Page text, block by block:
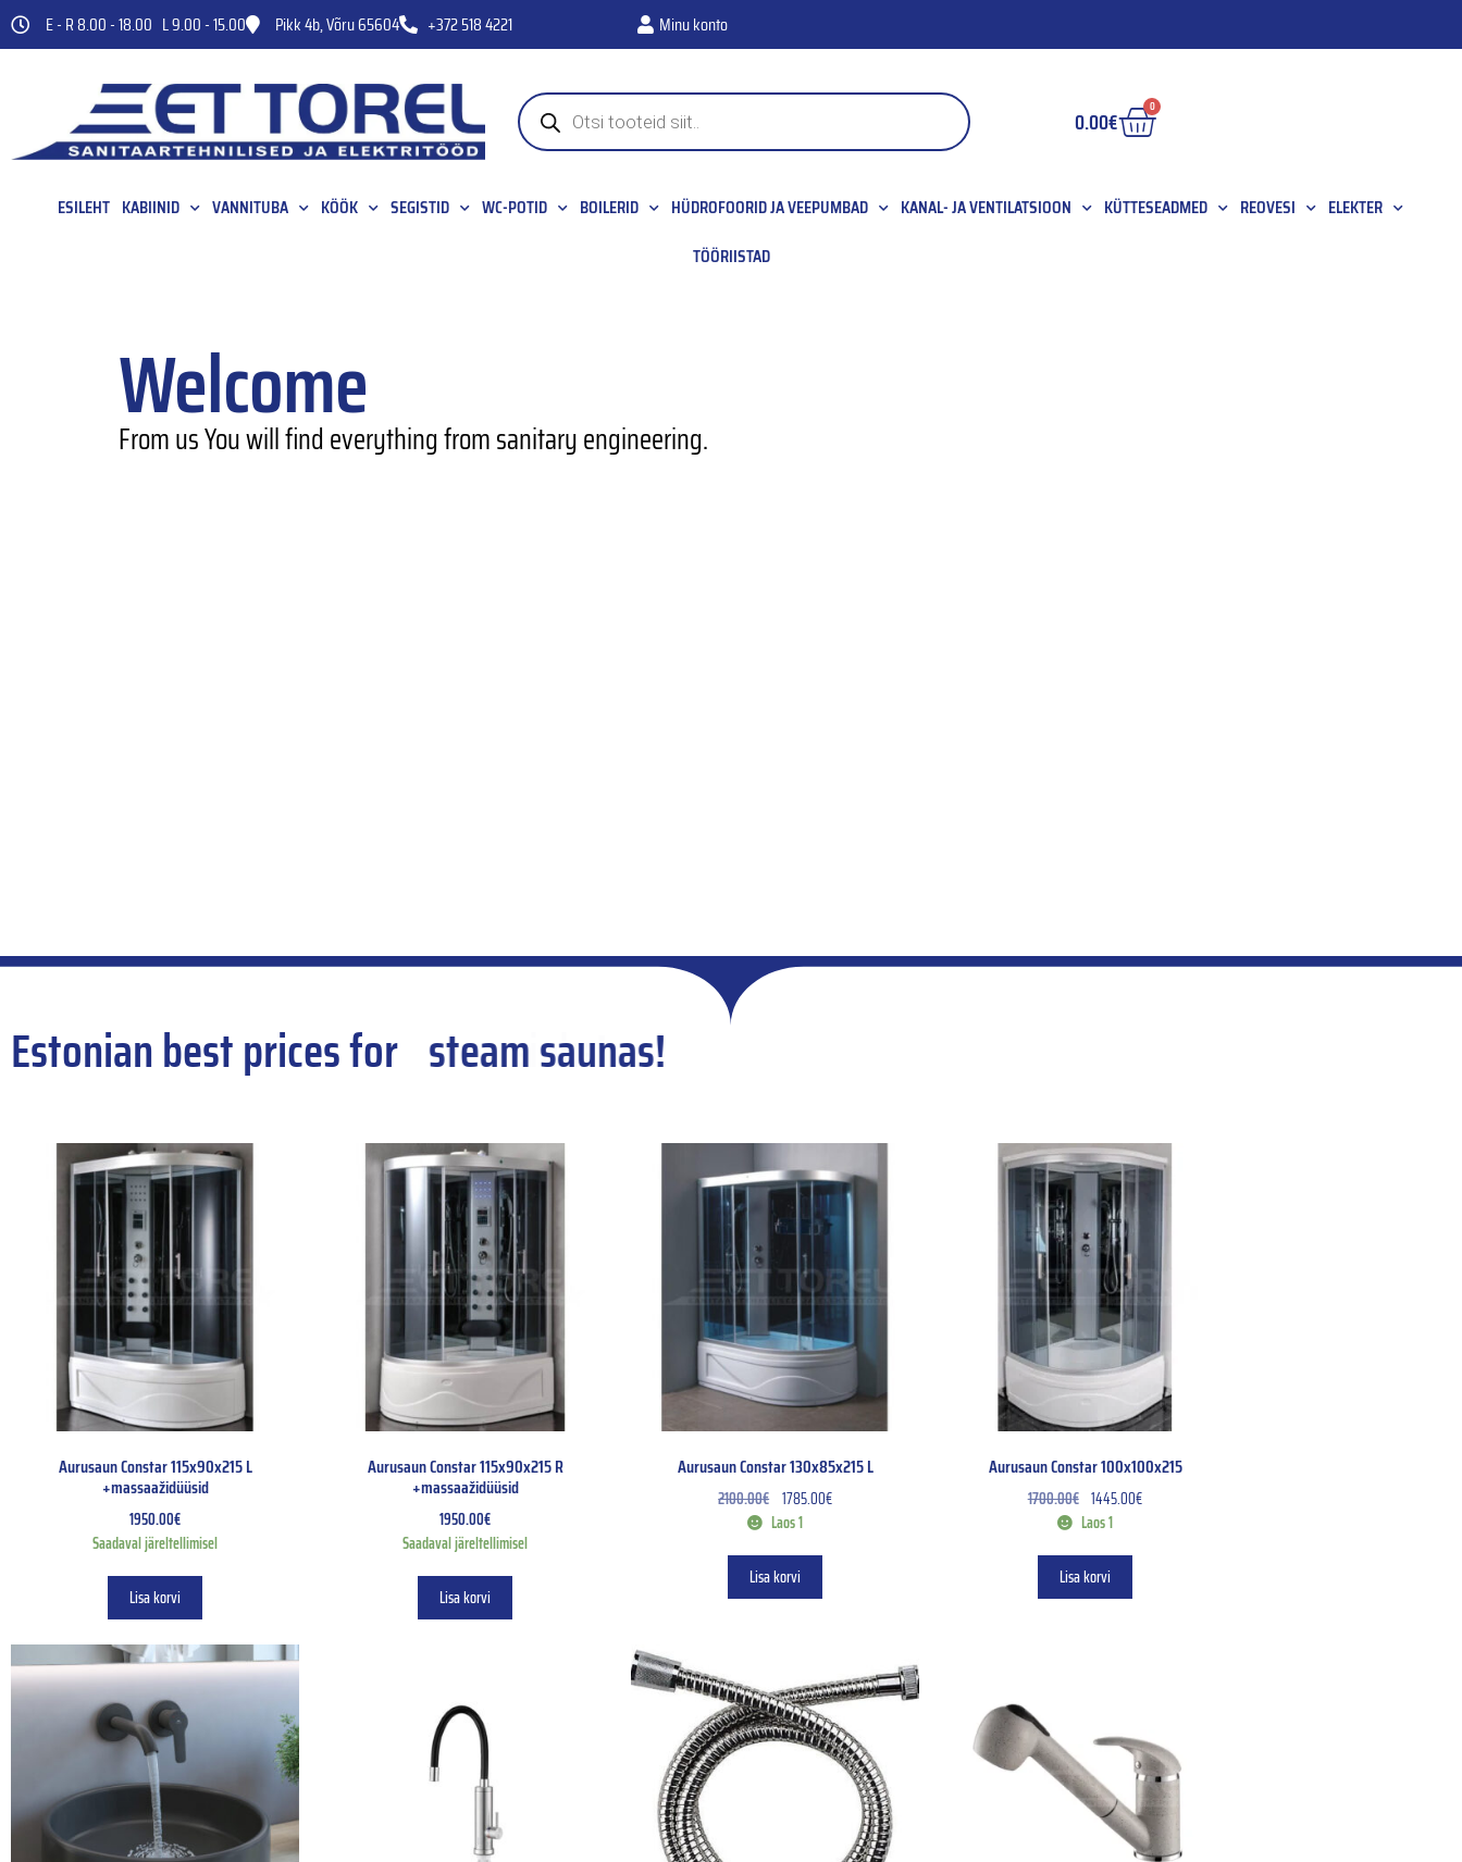
E - R 8.00 - 18.00 L 9.00 - 15.00 Pikk 4b, Võru 65604 +372 518 4221 Minu konto
0.00€ 0
ESILEHT KABIINID VANNITUBA KÖÖK SEGISTID WC-POTID BOILERID HÜDROFOORID JA VEEPUMBAD KANAL- JA VENTILATSIOON KÜTTESEADMED REOVESI ELEKTER
TÖÖRIISTAD
Welcome
From us You will find everything from sanitary engineering.
Estonian best prices for steam saunas!
Aurusaun Constar 115x90x215 L
+massaažidüüsid
1950.00€
Saadaval järeltellimisel
Lisa korvi
Aurusaun Constar 115x90x215 R
+massaažidüüsid
1950.00€
Saadaval järeltellimisel
Lisa korvi
Aurusaun Constar 130x85x215 L
2100.00€ 1785.00€
Laos 1
Lisa korvi
Aurusaun Constar 100x100x215
1700.00€ 1445.00€
Laos 1
Lisa korvi